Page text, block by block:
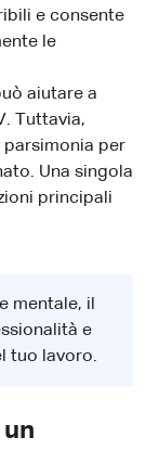
e consente
le
aiutare a
Tuttavia,
per
Una singola
principali
mentale, il
e
tuo lavoro.